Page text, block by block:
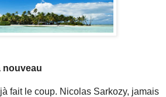
nouveau
fait le coup. Nicolas Sarkozy, jamais